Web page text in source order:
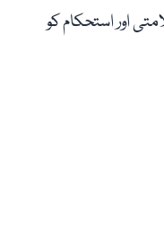
اور استحکام کو